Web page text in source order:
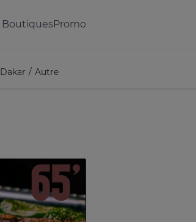
BoutiquesPromo
Dakar Autre